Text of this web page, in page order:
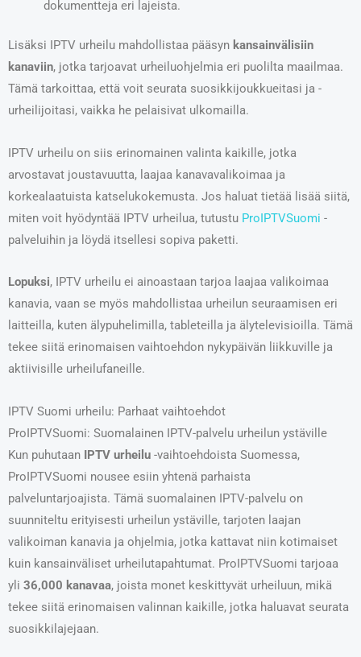
dokumentteja eri lajeista.
Lisäksi IPTV urheilu mahdollistaa pääsyn kansainvälisiin
kanaviin, jotka tarjoavat urheiluohjelmia eri puolilta maailmaa.
Tämä tarkoittaa, että voit seurata suosikkijoukkueitasi ja -
urheilijoitasi, vaikka he pelaisivat ulkomailla.
IPTV urheilu on siis erinomainen valinta kaikille, jotka
arvostavat joustavuutta, laajaa kanavavalikoimaa ja
korkealaatuista katselukokemusta. Jos haluat tietää lisää siitä,
miten voit hyödyntää IPTV urheilua, tutustu ProIPTVSuomi -
palveluihin ja löydä itsellesi sopiva paketti.
Lopuksi, IPTV urheilu ei ainoastaan tarjoa laajaa valikoimaa
kanavia, vaan se myös mahdollistaa urheilun seuraamisen eri
laitteilla, kuten älypuhelimilla, tableteilla ja älytelevisioilla. Tämä
tekee siitä erinomaisen vaihtoehdon nykypäivän liikkuville ja
aktiivisille urheilufaneille.
IPTV Suomi urheilu: Parhaat vaihtoehdot
ProIPTVSuomi: Suomalainen IPTV-palvelu urheilun ystäville
Kun puhutaan IPTV urheilu -vaihtoehdoista Suomessa,
ProIPTVSuomi nousee esiin yhtenä parhaista
palveluntarjoajista. Tämä suomalainen IPTV-palvelu on
suunniteltu erityisesti urheilun ystäville, tarjoten laajan
valikoiman kanavia ja ohjelmia, jotka kattavat niin kotimaiset
kuin kansainväliset urheilutapahtumat. ProIPTVSuomi tarjoaa
yli 36,000 kanavaa, joista monet keskittyvät urheiluun, mikä
tekee siitä erinomaisen valinnan kaikille, jotka haluavat seurata
suosikkilajejaan.